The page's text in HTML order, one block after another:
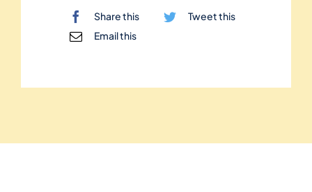
quantidade
Share this
Tweet this
Email this